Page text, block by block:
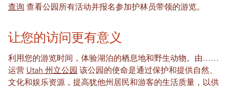
查询 查看公园所有活动并报名参加护林员带领的游览。
让您的访问更有意义
利用您的游览时间，体验湖泊的栖息地和野生动物。由……
运营 Utah 州立公园 该公园的使命是通过保护和提供自然、
文化和娱乐资源，提高犹他州居民和游客的生活质量，以供